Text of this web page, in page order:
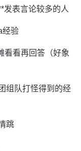
发表言论较多的人
经验
看看再回答（好象
组队打怪得到的经
跳